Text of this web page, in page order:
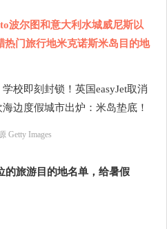
波尔图和意大利水城威尼斯以
门旅行地米克诺斯米岛目的地
Getty Images
的旅游目的地名单，给暑假